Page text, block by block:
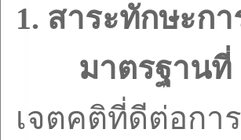
1. สาระทักษะก
มาตรฐานที่
เจตคติที่ดีต่อกา